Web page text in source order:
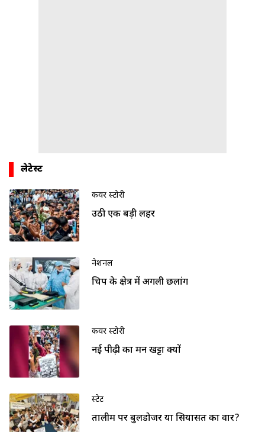
लेटेस्ट
कवर स्टोरी
उठी एक बड़ी लहर
नेशनल
चिप के क्षेत्र में अगली छलांग
कवर स्टोरी
नई पीढ़ी का मन खट्टा क्यों
स्टेट
तालीम पर बुलडोजर या सियासत का वार?